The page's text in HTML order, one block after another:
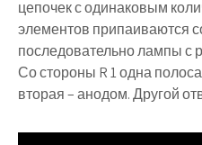
цепочек с одинаковым
элементов припаиваются
последовательно лампы с
Со стороны R 1 одна
вторая – анодом. Другой